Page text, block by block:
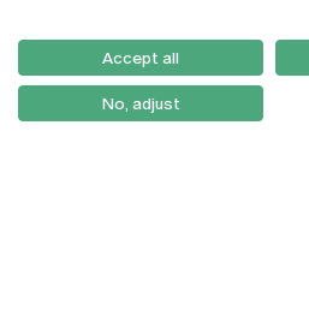
Accept all
No, adjust